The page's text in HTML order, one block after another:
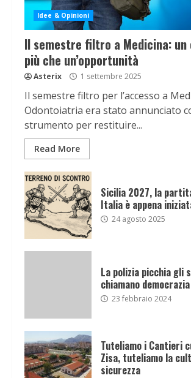
Idee & Opinioni
Il semestre filtro a Medicina: un
più che un’opportunità
Asterix 1 settembre 2025
Il semestre filtro per l’accesso a
Odontoiatria era stato annunciato
strumento per restituire...
Read More
Sicilia 2027, la
Italia è appena
24 agosto 2025
La polizia picchia gli
chiamano democrazia
23 febbraio 2024
Tuteliamo i Cantieri
Zisa, tuteliamo la
sicurezza